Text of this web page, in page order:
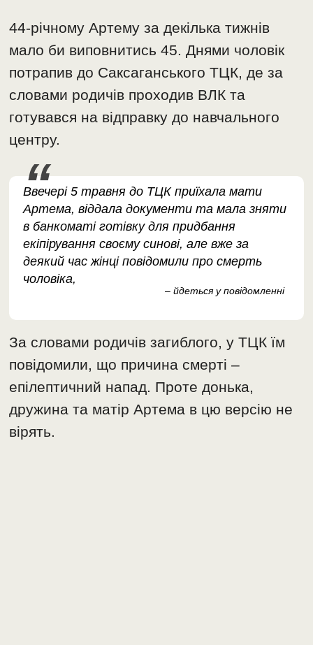
44-річному Артему за декілька тижнів
мало би виповнитись 45. Днями чоловік
потрапив до Саксаганського ТЦК, де за
словами родичів проходив ВЛК та
готувався на відправку до навчального
центру.
Ввечері 5 травня до ТЦК приїхала мати
Артема, віддала документи та мала зняти
в банкоматі готівку для придбання
екіпірування своєму синові, але вже за
деякий час жінці повідомили про смерть
чоловіка,
– йдеться у повідомленні
За словами родичів загиблого, у ТЦК їм
повідомили, що причина смерті –
епілептичний напад. Проте донька,
дружина та матір Артема в цю версію не
вірять.